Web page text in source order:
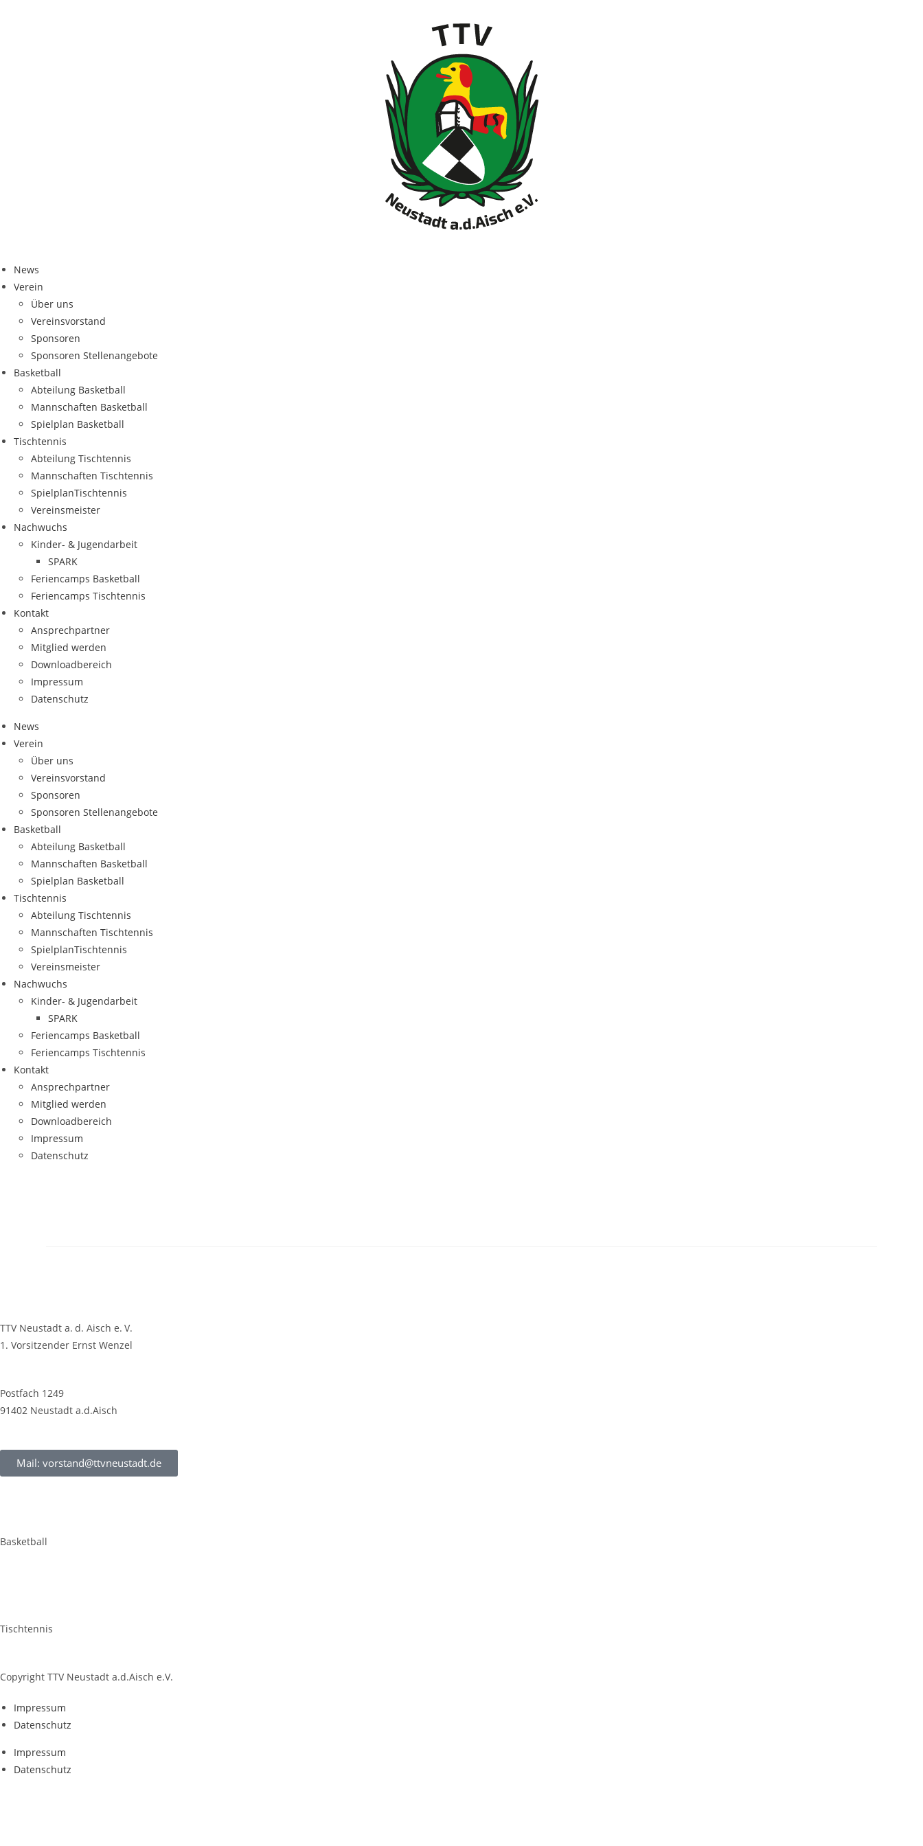
News
Ver­ein
Über uns
Ver­eins­vor­stand
Spon­so­ren
Spon­so­ren Stellenangebote
Bas­ket­ball
Abtei­lung Basketball
Mann­schaf­ten Basketball
Spiel­plan Basketball
Tisch­ten­nis
Abtei­lung Tischtennis
Mann­schaf­ten Tischtennis
Spiel­plan­Tisch­ten­nis
Ver­eins­meis­ter
Nach­wuchs
Kin­­der- & Jugendarbeit
SPARK
Feri­en­camps Basketball
Feri­en­camps Tischtennis
Kon­takt
Ansprech­part­ner
Mit­glied werden
Down­load­be­reich
Impres­sum
Daten­schutz
News
Ver­ein
Über uns
Ver­eins­vor­stand
Spon­so­ren
Spon­so­ren Stellenangebote
Bas­ket­ball
Abtei­lung Basketball
Mann­schaf­ten Basketball
Spiel­plan Basketball
Tisch­ten­nis
Abtei­lung Tischtennis
Mann­schaf­ten Tischtennis
Spiel­plan­Tisch­ten­nis
Ver­eins­meis­ter
Nach­wuchs
Kin­­der- & Jugendarbeit
SPARK
Feri­en­camps Basketball
Feri­en­camps Tischtennis
Kon­takt
Ansprech­part­ner
Mit­glied werden
Down­load­be­reich
Impres­sum
Daten­schutz
TTV Neustadt a. d. Aisch e. V.
1. Vorsitzender Ernst Wenzel
Postfach 1249
91402 Neustadt a.d.Aisch
Mail: vorstand@ttvneustadt.de
Basketball
Tischtennis
Copyright TTV Neustadt a.d.Aisch e.V.
Impres­sum
Daten­schutz
Impres­sum
Daten­schutz